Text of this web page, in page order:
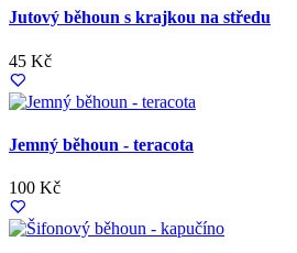
Jutový běhoun s krajkou na středu
45 Kč
Jemný běhoun - teracota
100 Kč